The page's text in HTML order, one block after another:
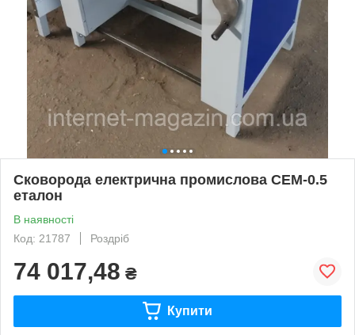
Сковорода електрична промислова СЕМ-0.5
еталон
В наявності
Код: 21787
Роздріб
74 017,48 ₴
Купити